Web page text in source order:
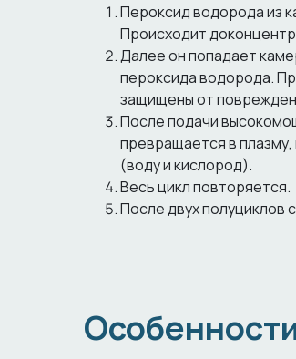
Пероксид водорода из
Происходит
Далее он попадает
пероксида водорода.
защищены от
После подачи
превращается в плазму,
(воду и кислород).
Весь цикл повторяется.
После двух полуциклов